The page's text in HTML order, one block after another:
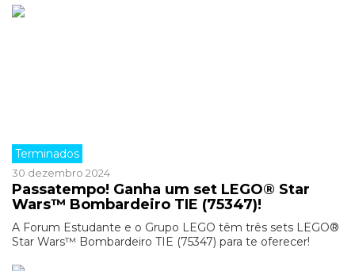
Terminados
30 dezembro 2024
Passatempo! Ganha um set LEGO® Star
Wars™ Bombardeiro TIE (75347)!
A Forum Estudante e o Grupo LEGO têm três sets LEGO®
Star Wars™ Bombardeiro TIE (75347) para te oferecer!